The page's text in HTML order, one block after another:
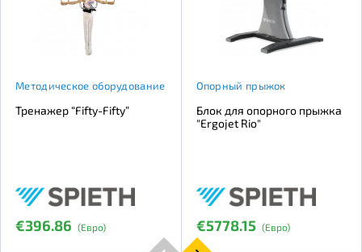
Методическое оборудование
Тренажер “Fifty-Fifty”
€396.86 (Евро)
Опорный прыжок
Блок для опорного прыжка
"Ergojet Rio"
€5778.15 (Евро)